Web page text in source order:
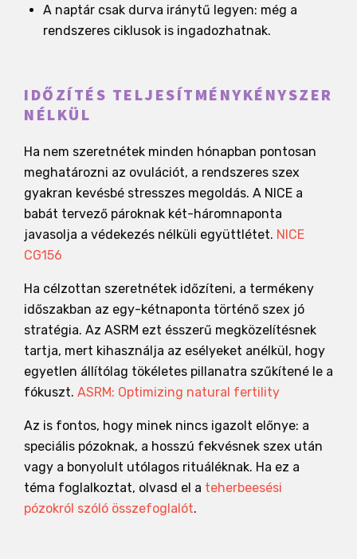
A naptár csak durva iránytű legyen: még a
rendszeres ciklusok is ingadozhatnak.
IDŐZÍTÉS TELJESÍTMÉNYKÉNYSZER
NÉLKÜL
Ha nem szeretnétek minden hónapban pontosan
meghatározni az ovulációt, a rendszeres szex
gyakran kevésbé stresszes megoldás. A NICE a
babát tervező pároknak két-háromnaponta
javasolja a védekezés nélküli együttlétet. NICE
CG156
Ha célzottan szeretnétek időzíteni, a termékeny
időszakban az egy-kétnaponta történő szex jó
stratégia. Az ASRM ezt ésszerű megközelítésnek
tartja, mert kihasználja az esélyeket anélkül, hogy
egyetlen állítólag tökéletes pillanatra szűkítené le a
fókuszt. ASRM: Optimizing natural fertility
Az is fontos, hogy minek nincs igazolt előnye: a
speciális pózoknak, a hosszú fekvésnek szex után
vagy a bonyolult utólagos rituáléknak. Ha ez a
téma foglalkoztat, olvasd el a teherbeesési
pózokról szóló összefoglalót.